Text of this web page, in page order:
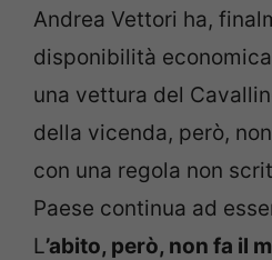
Andrea Vettori ha,
disponibilità
una vettura del
della vicenda, però,
con una regola non
Paese continua ad
L’abito, però, non fa il